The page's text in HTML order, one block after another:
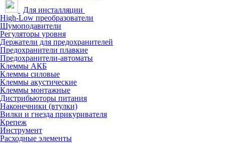
Для инсталляции
High-Low преобразователи
Шумоподавители
Регуляторы уровня
Держатели для предохранителей
Предохранители плавкие
Предохранители-автоматы
Клеммы АКБ
Клеммы силовые
Клеммы акустические
Клеммы монтажные
Дистрибьюторы питания
Наконечники (втулки)
Вилки и гнезда прикуривателя
Крепеж
Инструмент
Расходные элементы